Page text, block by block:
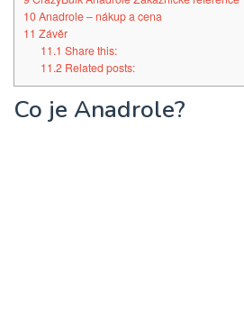
10Anadrole – nákup a cena
11 Závěr
11.1 Share this:
11.2Related posts:
Co je Anadrole?